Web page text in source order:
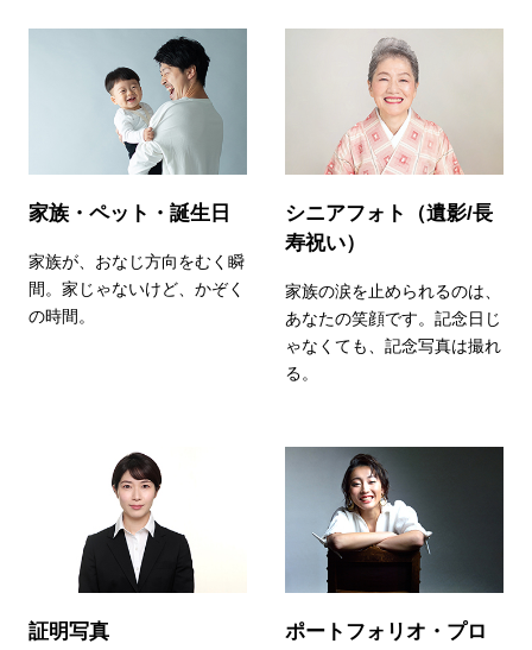
家族・ペット・誕生日
家族が、おなじ方向をむく瞬
間。家じゃないけど、かぞく
の時間。
シニアフォト（遺影/長
寿祝い）
家族の涙を止められるのは、
あなたの笑顔です。記念日じ
ゃなくても、記念写真は撮れ
る。
証明写真
ポートフォリオ・プロ